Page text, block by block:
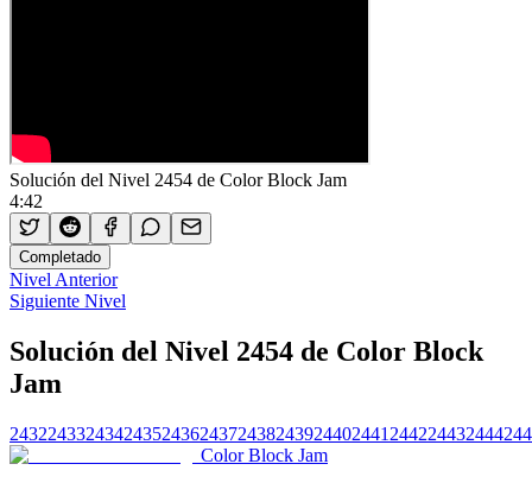
Solución del Nivel 2454 de Color Block Jam
4:42
Completado
Nivel Anterior
Siguiente Nivel
Solución del Nivel 2454 de Color Block
Jam
2432243324342435243624372438243924402441 244224432444
Color Block Jam